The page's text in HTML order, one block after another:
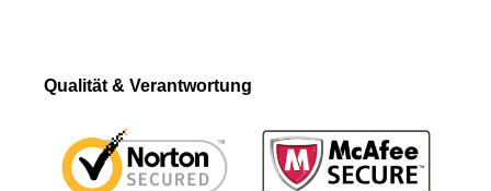
Qualität & Verantwortung